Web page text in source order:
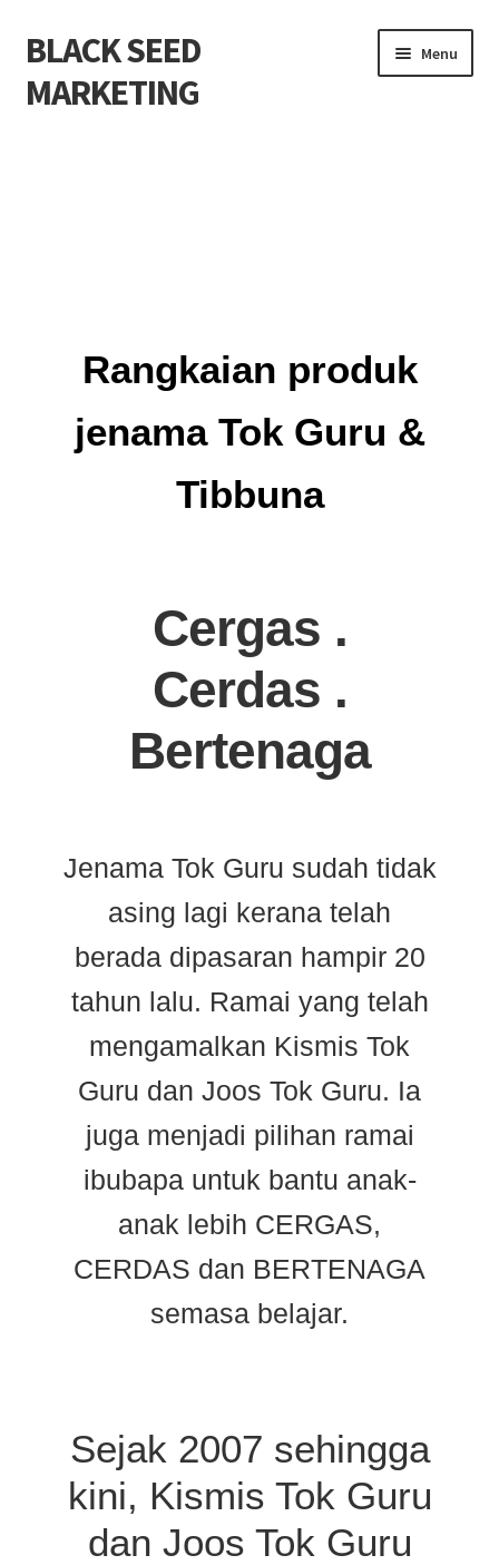
BLACK SEED
MARKETING
Menu
Checkout
My account
Rangkaian produk
jenama Tok Guru &
Tibbuna
Cergas .
Cerdas .
Bertenaga
Jenama Tok Guru sudah tidak
asing lagi kerana telah
berada dipasaran hampir 20
tahun lalu. Ramai yang telah
mengamalkan Kismis Tok
Guru dan Joos Tok Guru. Ia
juga menjadi pilihan ramai
ibubapa untuk bantu anak-
anak lebih CERGAS,
CERDAS dan BERTENAGA
semasa belajar.
Sejak 2007 sehingga
kini, Kismis Tok Guru
dan Joos Tok Guru